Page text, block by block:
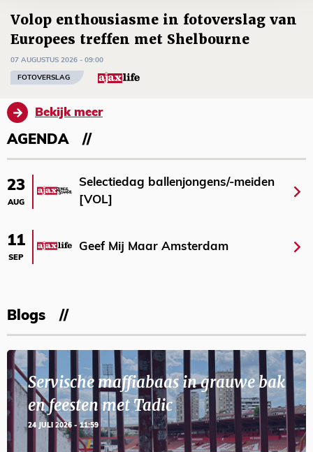
Volop enthousiasme in fotoverslag van
Europees treffen met Shelbourne
07 AUGUSTUS 2026 - 09:00
FOTOVERSLAG
Bekijk meer
AGENDA
23
AUG
Selectiedag ballenjongens/-meiden
[VOL]
11
SEP
Geef Mij Maar Amsterdam
Blogs
Servische maffiabaas in grauwe bak
en feesten met Tadic
24 JULI 2026 - 11:59